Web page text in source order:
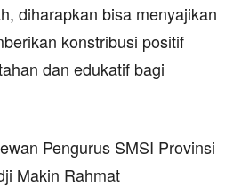
diharapkan bisa menyajikan
konstribusi positif
dan edukatif bagi
Pengurus SMSI Provinsi
Makin Rahmat